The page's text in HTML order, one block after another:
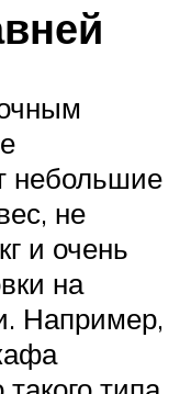
небольшие
не
и очень
на
Например,